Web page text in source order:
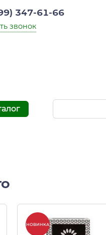
347-61-66
звонок
НОВИНКА